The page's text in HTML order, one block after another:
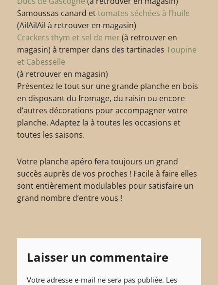
Samoussas canard ettomates séchées à l’huile
(AilAilAil à retrouver en magasin)
Crackers thym et sel de mer (à retrouver en
magasin) à tremper dans des tartinades Toupine
et Cabesselle
(à retrouver en magasin)
Présentez le tout sur une grande planche en bois
en disposant du fromage, du raisin ou encore
d’autres décorations pour accompagner votre
planche. Adaptez la à toutes les occasions et
toutes les saisons.
Votre planche apéro fera toujours un grand
succès auprès de vos proches ! Facile à faire elles
sont entièrement modulables pour satisfaire un
grand nombre d’entre vous !
Laisser un commentaire
Votre adresse e-mail ne sera pas publiée. Les